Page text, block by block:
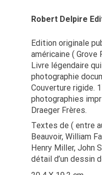
Robert Delpire
Edition originale
américaine ( Grove
Livre légendaire
photographie
Couverture rigide.
photographies
Draeger Frères.
Textes de ( entre
Beauvoir, William
Henry Miller, John
détail d’un dessin